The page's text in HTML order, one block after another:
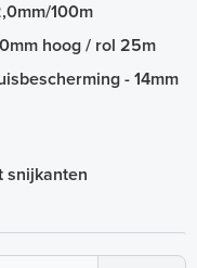
100m
hoog / rol 25m
- 14mm
snijkanten